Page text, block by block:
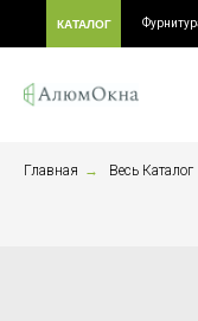
КАТАЛОГ
Главная → Весь Каталог